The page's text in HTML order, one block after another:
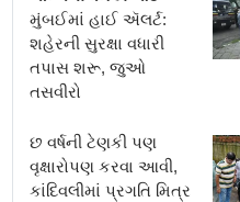
મુંબઈમાં હાઈ ઍલર્ટ:
શહેરની સુરક્ષા વધારી
તપાસ શરૂ, જુઓ
તસવીરો
છ વર્ષની ટેણકી પણ
વૃક્ષારોપણ કરવા આવી,
કાંદિવલીમાં પ્રગતિ મિત્ર